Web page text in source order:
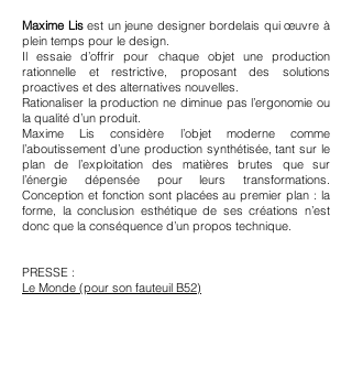
Maxime Lisest un jeune designer bordelais qui œuvre à
plein temps pour le design.
Il essaie d’offrir pour chaque objet une production
rationnelle et restrictive, proposant des solutions
proactives et des alternatives nouvelles.
Rationaliser la production ne diminue pas l’ergonomie ou
la qualité d’un produit.
Maxime Lis considère l’objet moderne comme
l’aboutissement d’une production synthétisée, tant sur le
plan de l’exploitation des matières brutes que sur
l’énergie dépensée pour leurs transformations.
Conception et fonction sont placées au premier plan : la
forme, la conclusion esthétique de ses créations n’est
donc que la conséquence d’un propos technique.
PRESSE :
Le Monde (pour son fauteuil B52)